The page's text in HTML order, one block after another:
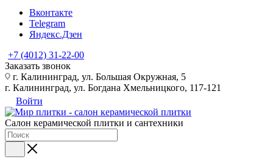
Вконтакте
Telegram
Яндекс.Дзен
+7 (4012) 31-22-00
Заказать звонок
г. Калининград, ул. Большая Окружная, 5
г. Калининград, ул. Богдана Хмельницкого, 117-121
Войти
Салон керамической плитки и сантехники